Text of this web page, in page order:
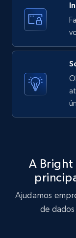
10.4K+
X (formerly
posts by
ID, User
posted,
TikTok -
Account id,
engagement
Like
A Bright
Ajudamos
de